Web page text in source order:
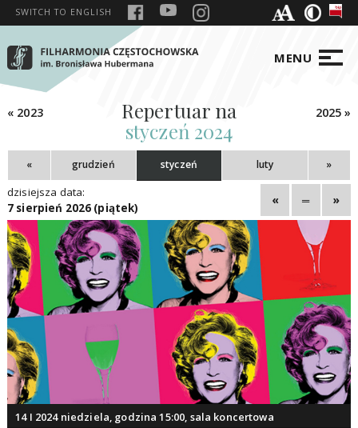
MENU
SWITCH TO ENGLISH
« 2023
Repertuar na
styczeń 2024
2025 »
« grudzień styczeń luty »
dzisiejsza data:
7 sierpień 2026 (piątek)
»
═
«
14 I 2024 niedziela, godzina 15:00, sala koncertowa